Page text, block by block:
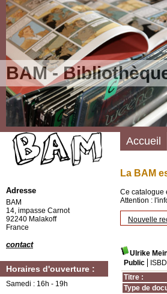
BAM -
La BAM
Ce catalogue
Attention :
Nouvelle
Ulrike
Public
ISBD
Titre :
Type de
Accueil
Adresse
BAM
14, impasse Carnot
92240 Malakoff
France
contact
Horaires d'ouverture :
Samedi : 16h - 19h